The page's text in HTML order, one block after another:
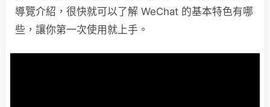
導覽介紹，很快就可以了解 WeChat 的基本特色有哪
些，讓你第一次使用就上手。